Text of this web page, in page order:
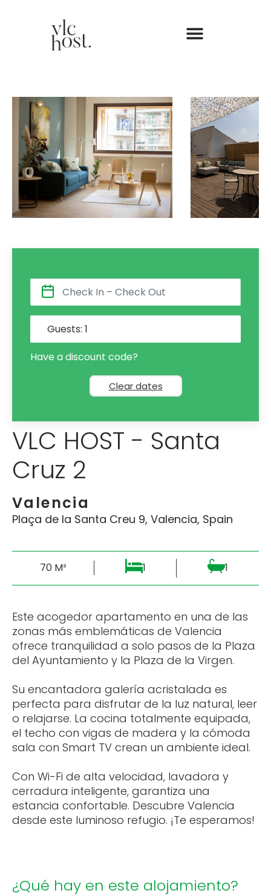
VLC HOST - Santa
Cruz 2
Valencia
Plaça de la Santa Creu 9, Valencia, Spain
70 M² 1 1
Este acogedor apartamento en una de las
zonas más emblemáticas de Valencia
ofrece tranquilidad a solo pasos de la Plaza
del Ayuntamiento y la Plaza de la Virgen.
Su encantadora galería acristalada es
perfecta para disfrutar de la luz natural, leer
o relajarse. La cocina totalmente equipada,
el techo con vigas de madera y la cómoda
sala con Smart TV crean un ambiente ideal.
Con Wi-Fi de alta velocidad, lavadora y
cerradura inteligente, garantiza una
estancia confortable. Descubre Valencia
desde este luminoso refugio. ¡Te esperamos!
¿Qué hay en este alojamiento?
Guests: 1
Have a discount code?
Clear dates